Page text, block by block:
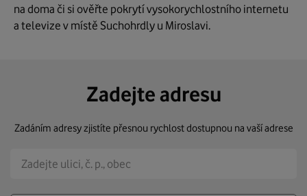
na doma či si ověřte pokrytí vysokorychlostního internetu
a televize v místě Suchohrdly u Miroslavi.
Zadejte adresu
Zadáním adresy zjistíte přesnou rychlost dostupnou na vaší adrese